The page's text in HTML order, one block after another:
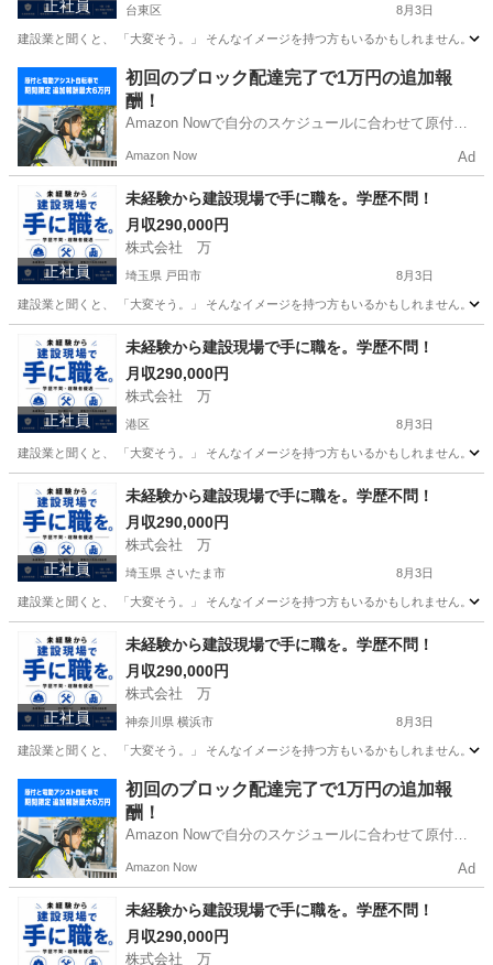
正社員 台東区 8月3日
建設業と聞くと、 「大変そう。」 そんなイメージを持つ方もいるかもしれません。
その他 未経験
初回のブロック配達完了で1万円の追加報
酬！
Amazon Nowで自分のスケジュールに合わせて原付や
う！
Amazon Now Ad
正社員
未経験から建設現場で手に職を。学歴不問！
月収290,000円
株式会社 万
埼玉県 戸田市 8月3日
建設業と聞くと、 「大変そう。」 そんなイメージを持つ方もいるかもしれません。
埼玉 戸田市 その他 未経験
正社員
未経験から建設現場で手に職を。学歴不問！
月収290,000円
株式会社 万
港区 8月3日
建設業と聞くと、 「大変そう。」 そんなイメージを持つ方もいるかもしれません。
東京 港区 その他
正社員
未経験から建設現場で手に職を。学歴不問！
月収290,000円
株式会社 万
埼玉県 さいたま市 8月3日
建設業と聞くと、 「大変そう。」 そんなイメージを持つ方もいるかもしれません。
埼玉 さいたま市 その他 未経験
正社員
未経験から建設現場で手に職を。学歴不問！
月収290,000円
株式会社 万
神奈川県 横浜市 8月3日
建設業と聞くと、 「大変そう。」 そんなイメージを持つ方もいるかもしれません。
その他 未経験
初回のブロック配達完了で1万円の追加報
酬！
Amazon Nowで自分のスケジュールに合わせて原付や
う！
Amazon Now Ad
未経験から建設現場で手に職を。学歴不問！
月収290,000円
株式会社 万